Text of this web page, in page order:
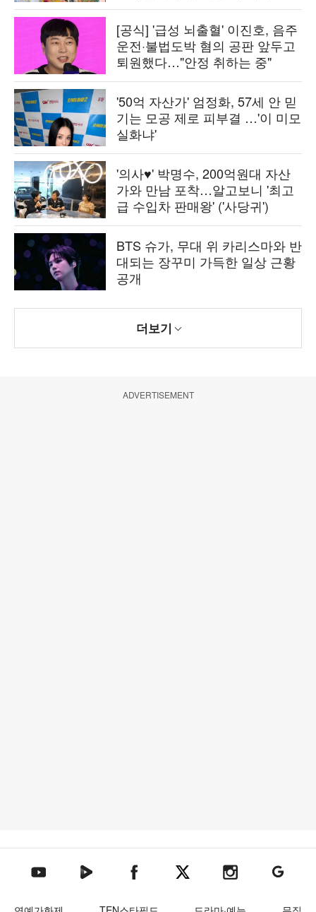
[공식] '급성 뇌출혈' 이진호, 음주
운전·불법도박 혐의 공판 앞두고
퇴원했다…"안정 취하는 중"
'50억 자산가' 엄정화, 57세 안 믿
기는 모공 제로 피부결 …'이 미모
실화냐'
'의사♥' 박명수, 200억원대 자산
가와 만남 포착…알고보니 '최고
급 수입차 판매왕' ('사당귀')
BTS 슈가, 무대 위 카리스마와 반
대되는 장꾸미 가득한 일상 근황
공개
더보기
ADVERTISEMENT
텐아시아 유튜브텐아시아 네이버TV텐아시아 페이스북텐아시아 엑스텐아시아 인스타그램
텐아시아